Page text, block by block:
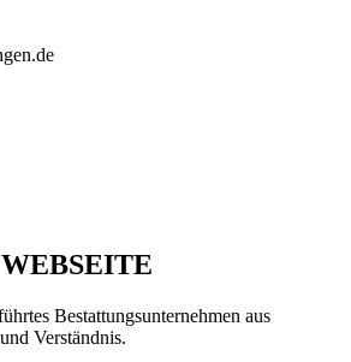
Bestattungsunternehmen aus
Verständnis.